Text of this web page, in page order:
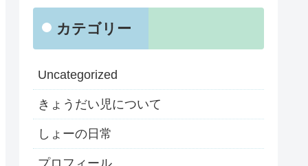
カテゴリー
Uncategorized
きょうだい児について
しょーの日常